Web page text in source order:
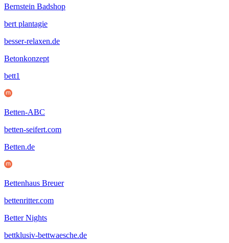
Bernstein Badshop
bert plantagie
besser-relaxen.de
Betonkonzept
bett1
Betten-ABC
betten-seifert.com
Betten.de
Bettenhaus Breuer
bettenritter.com
Better Nights
bettklusiv-bettwaesche.de